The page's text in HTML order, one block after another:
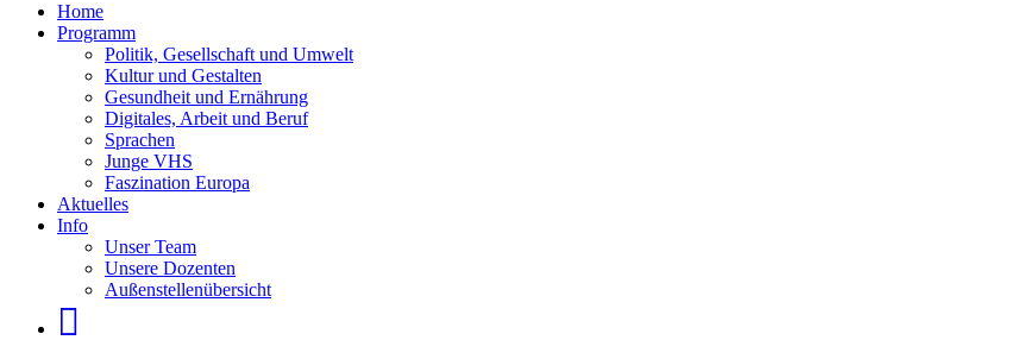
Home
Programm
Politik, Gesellschaft und Umwelt
Kultur und Gestalten
Gesundheit und Ernährung
Digitales, Arbeit und Beruf
Sprachen
Junge VHS
Faszination Europa
Aktuelles
Info
Unser Team
Unsere Dozenten
Außenstellenübersicht